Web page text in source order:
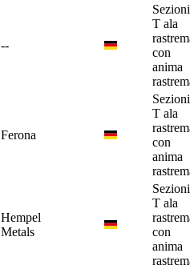
--
T ala
con
anima
Ferona
T ala
con
anima
Hempel
Metals
T ala
con
anima